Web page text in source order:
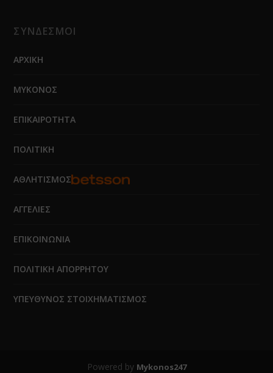
ΣΥΝΔΕΣΜΟΙ
ΑΡΧΙΚΗ
ΜΥΚΟΝΟΣ
ΕΠΙΚΑΙΡΟΤΗΤΑ
ΠΟΛΙΤΙΚΗ
ΑΘΛΗΤΙΣΜΟΣ
ΑΓΓΕΛΙΕΣ
ΕΠΙΚΟΙΝΩΝΙΑ
ΠΟΛΙΤΙΚΗ ΑΠΟΡΡΗΤΟΥ
ΥΠΕΥΘΥΝΟΣ ΣΤΟΙΧΗΜΑΤΙΣΜΟΣ
Powered by Mykonos247